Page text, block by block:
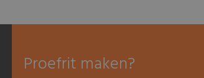
Proefrit maken?